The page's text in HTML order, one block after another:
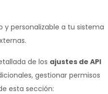
y personalizable a tu sistema
de los ajustes de API
gestionar permisos
esta sección: